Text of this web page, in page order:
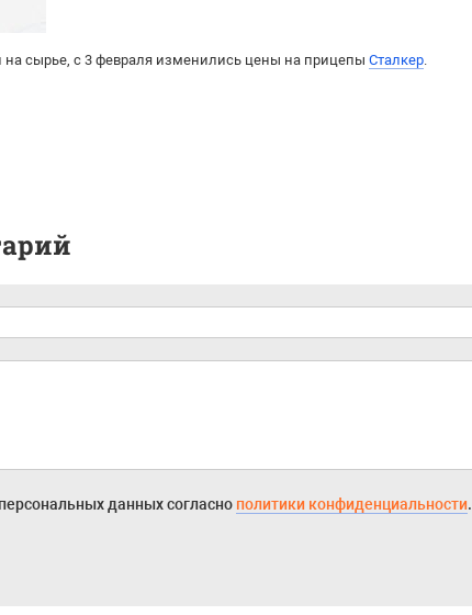
на сырье, с 3 февраля изменились цены на прицепы Сталкер.
данных согласно политики конфиденциальности.